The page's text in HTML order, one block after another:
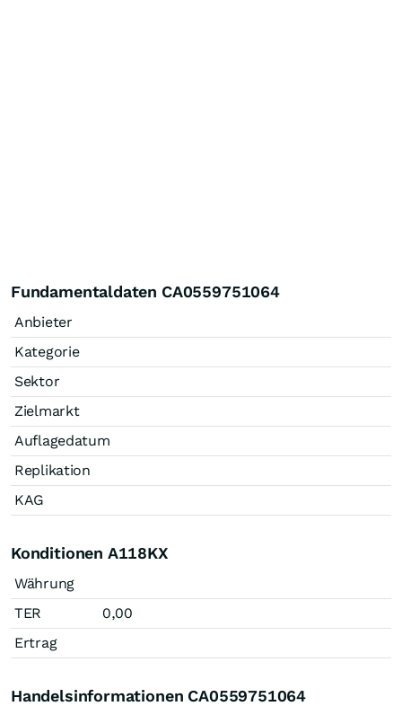
Fundamentaldaten CA0559751064
Anbieter
Kategorie
Sektor
Zielmarkt
Auflagedatum
Replikation
KAG
Konditionen A118KX
Währung
TER
0,00
Ertrag
Handelsinformationen CA0559751064